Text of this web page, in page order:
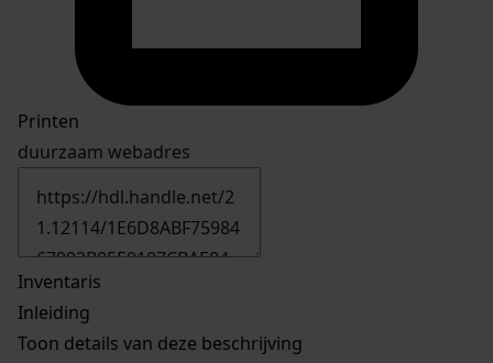
Printen
duurzaam webadres
Inventaris
Inleiding
Toon details van deze beschrijving